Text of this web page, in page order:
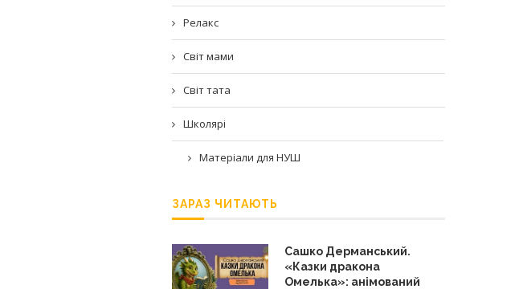
Релакс
Світ мами
Світ тата
Школярі
Матеріали для НУШ
ЗАРАЗ ЧИТАЮТЬ
Сашко Дерманський.
«Казки дракона
Омелька»: анімований